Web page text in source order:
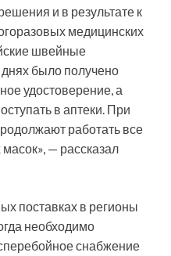
и в результате к
медицинских
швейные
было получено
удостоверение, а
в аптеки. При
работать все
— рассказал
поставках в регионы
необходимо
снабжение